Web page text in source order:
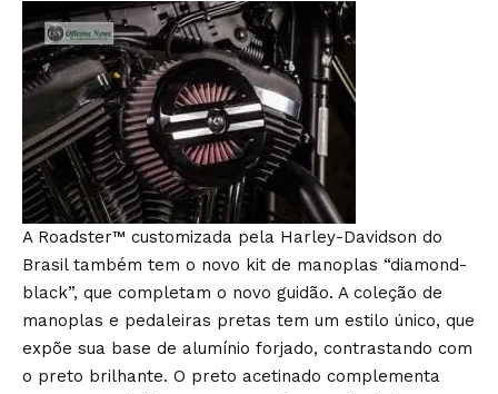
A Roadster™ customizada pela Harley-Davidson do
Brasil também tem o novo kit de manoplas “diamond-
black”, que completam o novo guidão. A coleção de
manoplas e pedaleiras pretas tem um estilo único, que
expõe sua base de alumínio forjado, contrastando com
o preto brilhante. O preto acetinado complementa